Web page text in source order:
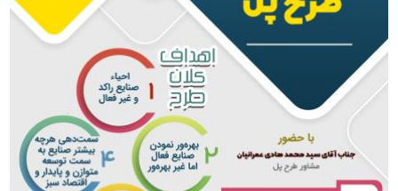
است.
مدیر عامل شرکت شهرک های صنعتی فارس در آیین
امضای این توافق نامه با قدردانی از ابتکار و تلاش های دکتر
ظهیر امامی برای اجرای طرح پل گفت:این طرح که طرحی
کاربردی و عملیاتی است می تواند منجر به رفع مشکلات
صنعت گردد.
سید مصطفی هاشمی با بیان اینکه تحقق عینی و عملی
ارتباط بین صنعت و دانشگاه از اولویت های اصلی این
شرکت است گفت: به منظور استفاده بهینه از توان و
ظرفیت بخش صنعت برای کمک به بخش دانشگاه آمادگی
کامل خود را برای همکاری با طرح پل اعلام می کنیم .